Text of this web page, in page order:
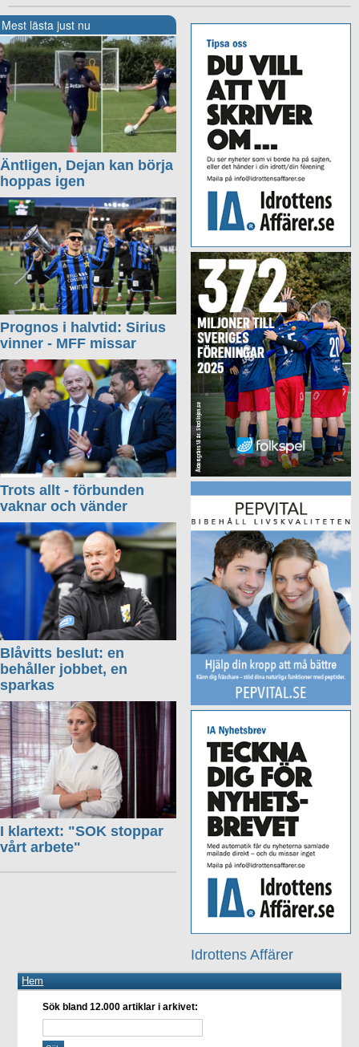
Idrottens Affärer
Mest lästa just nu
Äntligen, Dejan kan börja
hoppas igen
Prognos i halvtid: Sirius
vinner - MFF missar
Trots allt - förbunden
vaknar och vänder
Blåvitts beslut: en
behåller jobbet, en
sparkas
I klartext: "SOK stoppar
vårt arbete"
Hem
Sök bland 12.000 artiklar i arkivet: